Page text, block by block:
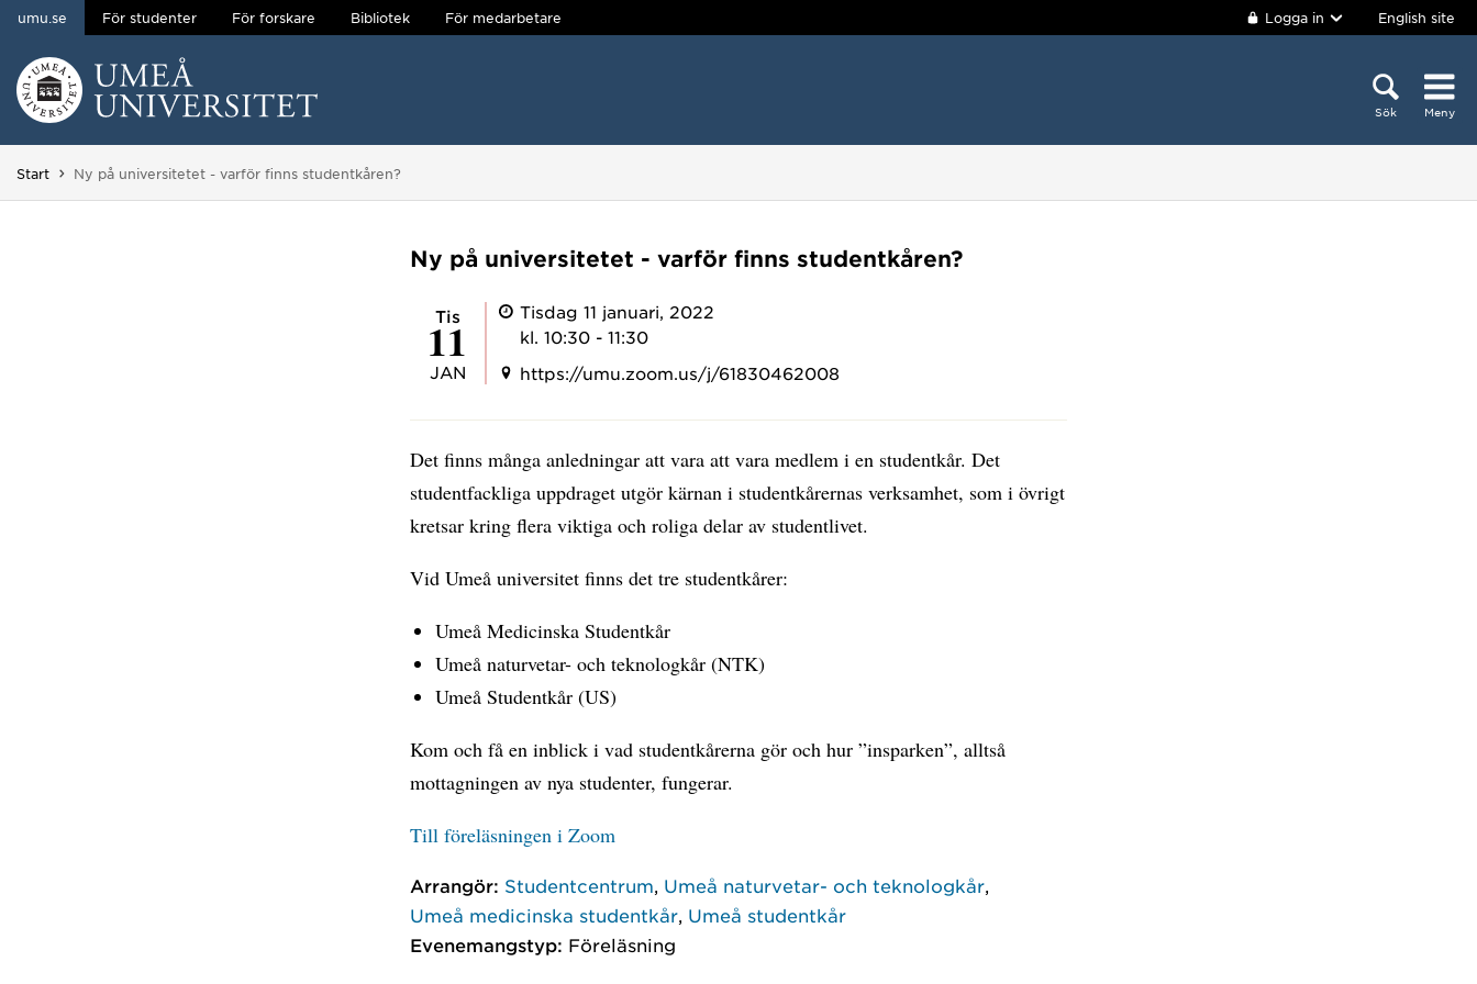
Hoppa direkt till innehållet
umu.se För studenter För forskare Bibliotek För medarbetare Logga in English site
Sök Meny
Huvudmenyn dold.
Start Du är här:
Ny på universitetet - varför finns studentkåren?
Ny på universitetet - varför finns studentkåren?
tis
11
JAN
Tisdag 11 januari, 2022
kl. 10:30 - 11:30
https://umu.zoom.us/j/61830462008
Det finns många anledningar att vara att vara medlem i en studentkår. Det
studentfackliga uppdraget utgör kärnan i studentkårernas verksamhet, som i övrigt
kretsar kring flera viktiga och roliga delar av studentlivet.
Vid Umeå universitet finns det tre studentkårer:
Umeå Medicinska Studentkår
Umeå naturvetar- och teknologkår (NTK)
Umeå Studentkår (US)
Kom och få en inblick i vad studentkårerna gör och hur ”insparken”, alltså
mottagningen av nya studenter, fungerar.
Till föreläsningen i Zoom
Arrangör: Studentcentrum Umeå naturvetar- och teknologkår
Umeå medicinska studentkår Umeå studentkår
Evenemangstyp: Föreläsning